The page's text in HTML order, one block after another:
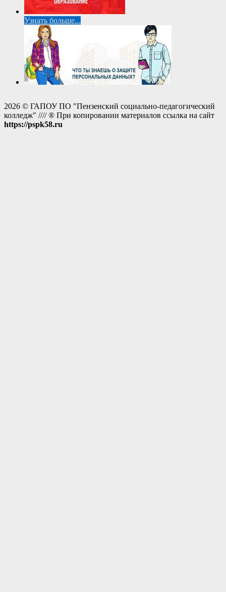
Узнать больше...
2026 © ГАПОУ ПО "Пензенский социально-педагогический
колледж" //// ® При копировании материалов ссылка на сайт
https://pspk58.ru